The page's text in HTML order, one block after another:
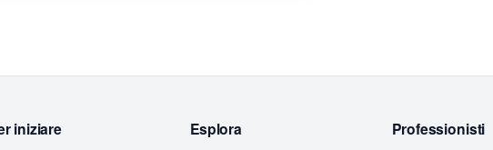
iniziare Esplora Professionisti